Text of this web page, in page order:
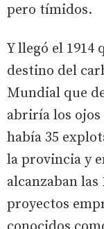
pero tímidos.
Y llegó el 1914
destino del
Mundial que
abriría los ojos
había 35
la provincia y
alcanzaban las
proyectos